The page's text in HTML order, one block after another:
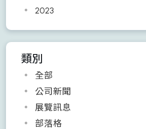
2023
類別
全部
公司新聞
展覽訊息
部落格